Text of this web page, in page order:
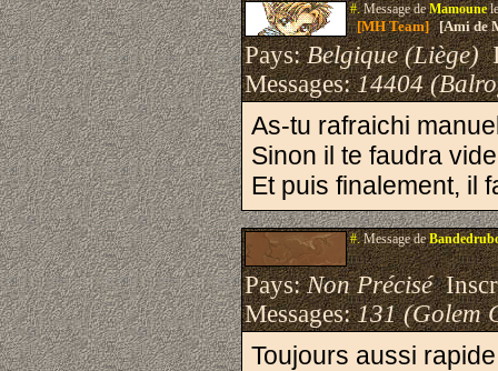
#.Message deMamoune
[MH Team][Ami de
Pays:Belgique (Liège)
Messages:14404
As-tu rafraichi
Sinon il te faudra
Et puis finalement, il
#.Message de
Pays:Non Précisé
Messages:131 (Golem
Toujours aussi